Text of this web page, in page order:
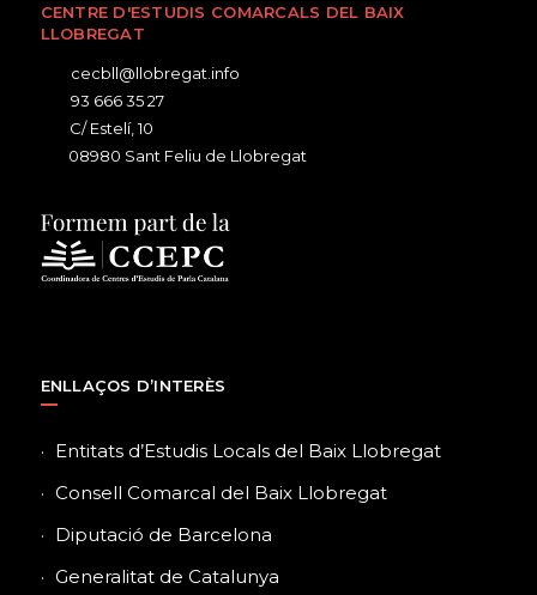
CENTRE D'ESTUDIS COMARCALS DEL BAIX
LLOBREGAT
cecbll@llobregat.info
93 666 35 27
C/ Estelí, 10
08980 Sant Feliu de Llobregat
ENLLAÇOS D’INTERÈS
Entitats d’Estudis Locals del Baix Llobregat
Consell Comarcal del Baix Llobregat
Diputació de Barcelona
Generalitat de Catalunya